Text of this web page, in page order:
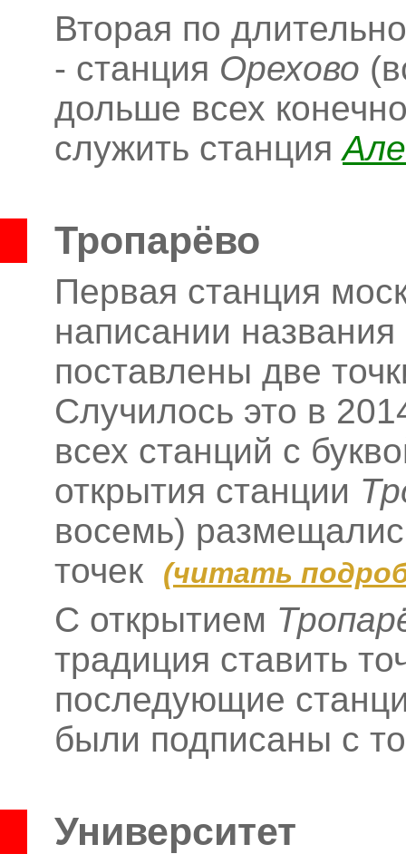
Вторая по
- станция Орехово
дольше всех
служить станция
Тропарёво
Первая станция
написании
поставлены две
Случилось это в
всех станций с
открытия станции
восемь)
точек
(читать
С открытием
традиция ставить
последующие
были подписаны с
Университет